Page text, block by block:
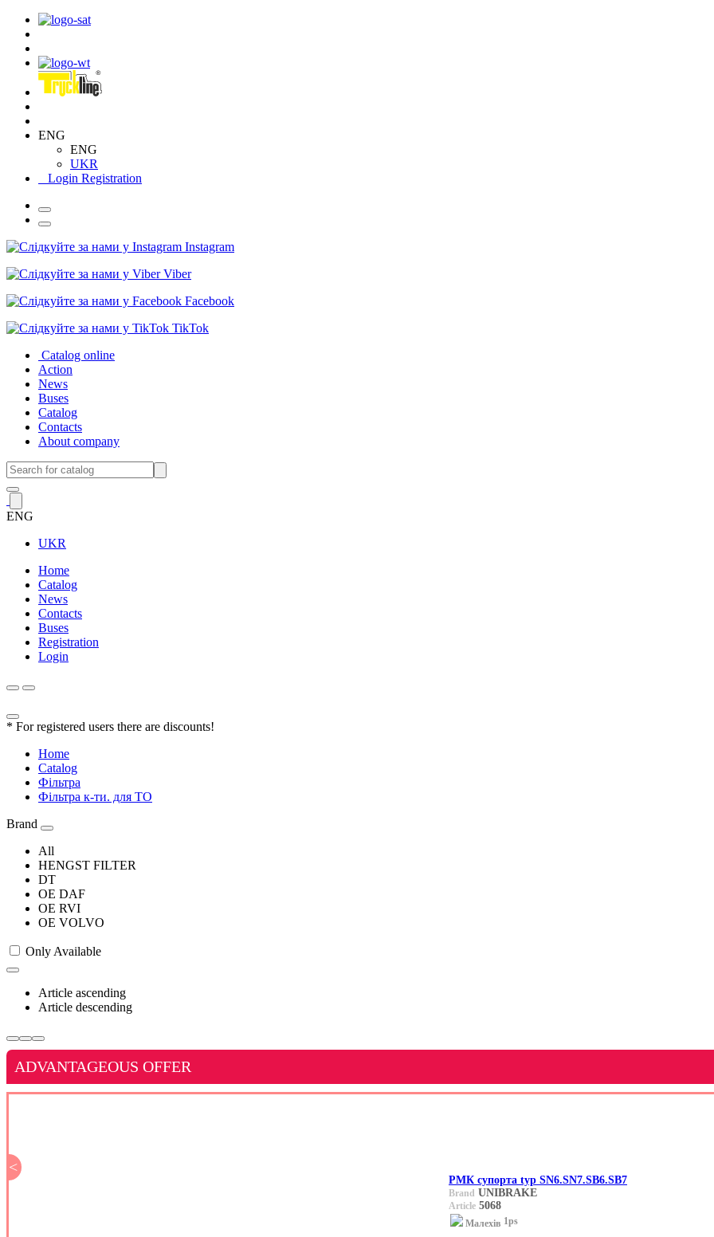
ENG
ENG
UKR
Login Registration
Instagram
Viber
Facebook
TikTok
Catalog online
Action
News
Buses
Catalog
Contacts
About company
ENG
UKR
Home
Catalog
News
Contacts
Buses
Registration
Login
* For registered users there are discounts!
Home
Catalog
Фільтра
Фільтра к-ти. для ТО
Brand
All
HENGST FILTER
DT
OE DAF
OE RVI
OE VOLVO
Only Available
Article ascending
Article descending
ADVANTAGEOUS OFFER
<
РМК супорта typ SN6.SN7.SB6.SB7
Brand UNIBRAKE
Article 5068
Малехів 1ps